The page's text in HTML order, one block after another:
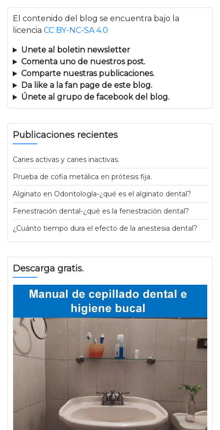
El contenido del blog se encuentra bajo la
licencia CC BY-NC-SA 4.0
Unete al boletin newsletter
Comenta uno de nuestros post.
Comparte nuestras publicaciones.
Da like a la fan page de este blog.
Únete al grupo de facebook del blog.
Publicaciones recientes
Caries activas y caries inactivas.
Prueba de cofia metálica en prótesis fija.
Alginato en Odontología-¿qué es el alginato dental?
Fenestración dental-¿qué es la fenestración dental?
¿Cuánto tiempo dura el efecto de la anestesia dental?
Descarga gratis.